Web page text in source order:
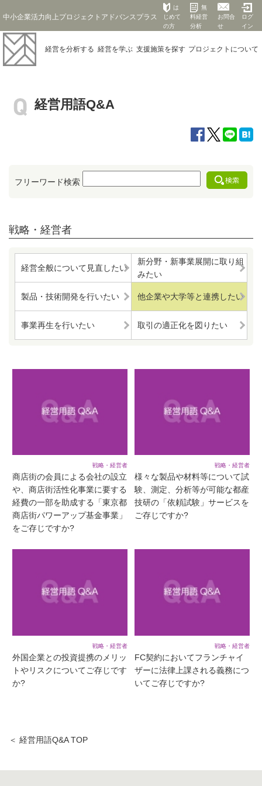
中小企業活力向上プロジェクトアドバンスプラス
は
じめて
の方
無
料経営
分析
お問合
せ
ログ
イン
経営を分析する 経営を学ぶ 支援施策を探す プロジェクト について
経営用語Q&A
フリーワード検索
戦略・経営者
経営全般について見直したい
新分野・新事業展開に取り組
みたい
製品・技術開発を行いたい 他企業や大学等と連携したい
事業再生を行いたい 取引の適正化を図りたい
戦略・経営者
商店街の会員による会社の設立
や、商店街活性化事業に要する
経費の一部を助成する「東京都
商店街パワーアップ基金事業」
をご存じですか?
戦略・経営者
様々な製品や材料等について試
験、測定、分析等が可能な都産
技研の「依頼試験」サービスを
ご存じですか?
戦略・経営者
外国企業との投資提携のメリッ
トやリスクについてご存じです
か?
戦略・経営者
FC契約においてフランチャイ
ザーに法律上課される義務につ
いてご存じですか?
＜ 経営用語Q&A TOP